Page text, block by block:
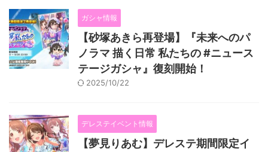
ガシャ情報
【砂塚あきら再登場】『未来へのパ
ノラマ 描く日常 私たちの #ニュース
テージガシャ』復刻開始！
2025/10/22
デレステイベント情報
【夢見りあむ】デレステ期間限定イ